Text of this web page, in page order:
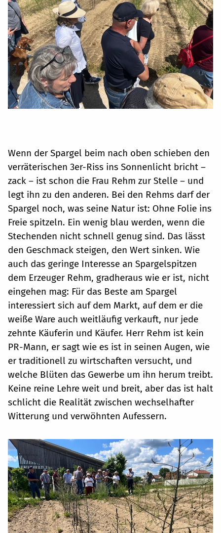
Wenn der Spargel beim nach oben schieben den
verräterischen 3er-Riss ins Sonnenlicht bricht –
zack – ist schon die Frau Rehm zur Stelle – und
legt ihn zu den anderen. Bei den Rehms darf der
Spargel noch, was seine Natur ist: Ohne Folie ins
Freie spitzeln. Ein wenig blau werden, wenn die
Stechenden nicht schnell genug sind. Das lässt
den Geschmack steigen, den Wert sinken. Wie
auch das geringe Interesse an Spargelspitzen
dem Erzeuger Rehm, gradheraus wie er ist, nicht
eingehen mag: Für das Beste am Spargel
interessiert sich auf dem Markt, auf dem er die
weiße Ware auch weitläufig verkauft, nur jede
zehnte Käuferin und Käufer. Herr Rehm ist kein
PR-Mann, er sagt wie es ist in seinen Augen, wie
er traditionell zu wirtschaften versucht, und
welche Blüten das Gewerbe um ihn herum treibt.
Keine reine Lehre weit und breit, aber das ist halt
schlicht die Realität zwischen wechselhafter
Witterung und verwöhnten Aufessern.